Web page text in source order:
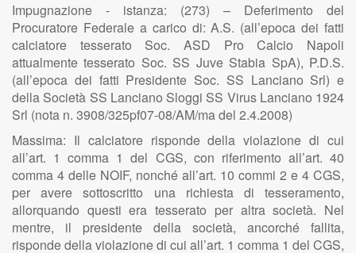
Impugnazione - istanza: (273) – Deferimento del
Procuratore Federale a carico di: A.S. (all’epoca dei fatti
calciatore tesserato Soc. ASD Pro Calcio Napoli
attualmente tesserato Soc. SS Juve Stabia SpA), P.D.S.
(all’epoca dei fatti Presidente Soc. SS Lanciano Srl) e
della Società SS Lanciano Sloggi SS Virus Lanciano 1924
Srl (nota n. 3908/325pf07-08/AM/ma del 2.4.2008)
Massima: Il calciatore risponde della violazione di cui
all’art. 1 comma 1 del CGS, con riferimento all’art. 40
comma 4 delle NOIF, nonché all’art. 10 commi 2 e 4 CGS,
per avere sottoscritto una richiesta di tesseramento,
allorquando questi era tesserato per altra società. Nel
mentre, il presidente della società, ancorché fallita,
risponde della violazione di cui all’art. 1 comma 1 del CGS,